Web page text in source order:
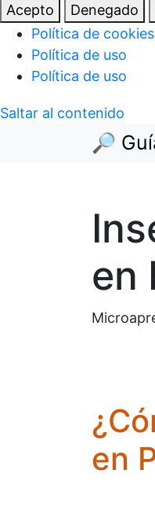
Acepto Denegado
Política de cookies
Política de uso
Política de uso
Saltar al contenido
🔎
en
en